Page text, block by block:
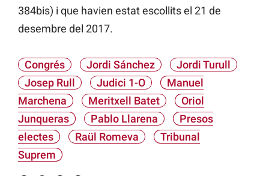
384bis) i que havien estat escollits el 21 de
desembre del 2017.
Congrés Jordi Sánchez
Jordi Turull
Josep Rull
Judici 1-O
Manuel
Marchena
Meritxell Batet
Oriol
Junqueras
Pablo Llarena
Presos
electes
Raül Romeva
Tribunal
Suprem